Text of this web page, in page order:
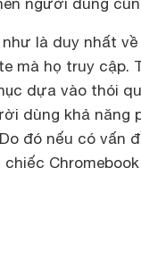
như là duy nhất
mà họ truy cập.
dựa vào thói
dùng khả năng
đó nếu có vấn